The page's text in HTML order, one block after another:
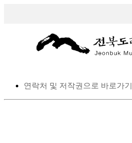
스킵 네비게이션
본문으로 바로가기
연락처 및 저작권으로 바로가기